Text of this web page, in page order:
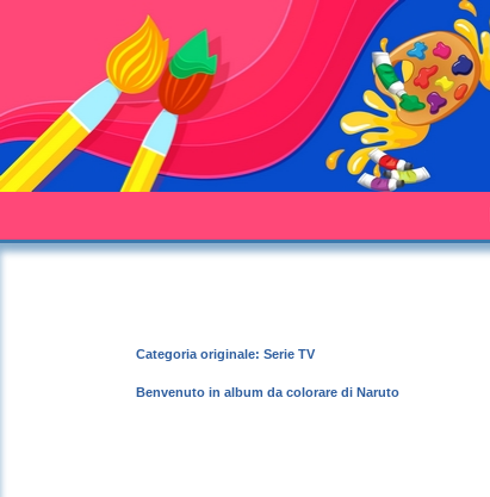
Categoria originale: Serie TV
Benvenuto in album da colorare di Naruto